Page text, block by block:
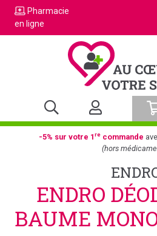
Pharmacie
en ligne
-5% sur votre 1recommande
(hors
ENDRO
BAUME